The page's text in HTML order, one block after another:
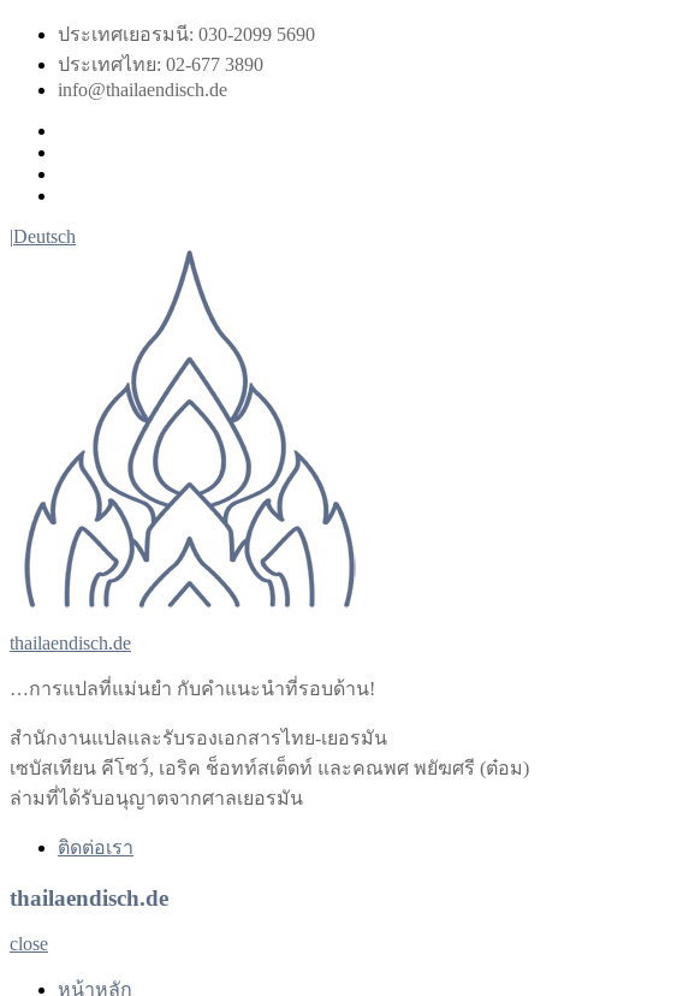
Skip
content
ประเทศเยอรมนี: 030-2099 5690
ประเทศไทย: 02-677 3890
info@thailaendisch.de
|Deutsch
thailaendisch.de
…การแปลที่แม่นยำ กับคำแนะนำที่รอบด้าน!
สำนักงานแปลและรับรองเอกสารไทย-เยอรมัน
เซบัสเทียน คีโซว์, เอริค ช็อทท์สเต็ดท์ และคณพศ พยัฆศรี (ต๋อม)
ล่ามที่ได้รับอนุญาตจากศาลเยอรมัน
ติดต่อเรา
thailaendisch.de
close
หน้าหลัก